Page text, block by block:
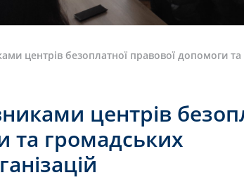
центрів безоплатної правової допомоги
центрів
та громадських